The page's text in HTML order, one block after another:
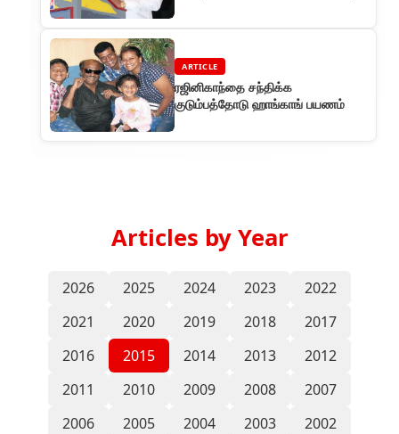
ARTICLE
ரஜினிகாந்தை சந்திக்க
குடும்பத்தோடு ஹாங்காங் பயணம்
Articles by Year
2026 2025 2024 2023
2022
2021
2020 2019 2018
2017
2016
2015 2014 2013
2012
2011
2010 2009 2008
2007
2006
2005 2004 2003 2002